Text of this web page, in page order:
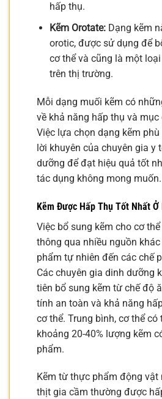
hấp thụ.
Kẽm Orotate:Dạng kẽm
orotic, được sử dụng để
cơ thể và cũng là một
trên thị trường.
Mỗi dạng muối kẽm có
về khả năng hấp thụ và
Việc lựa chọn dạng kẽm
lời khuyên của chuyên gia y
dưỡng để đạt hiệu quả tốt
tác dụng không mong muốn.
Kẽm Được Hấp Thụ Tốt Nhất Ở
Việc bổ sung kẽm cho cơ
thông qua nhiều nguồn
phẩm tự nhiên đến các chế
Các chuyên gia dinh dưỡng
tiên bổ sung kẽm từ chế độ
tính an toàn và khả năng
cơ thể. Trung bình, cơ thể có
khoảng 20-40% lượng kẽm
phẩm.
Kẽm từ thực phẩm động vật
thịt gia cầm thường được